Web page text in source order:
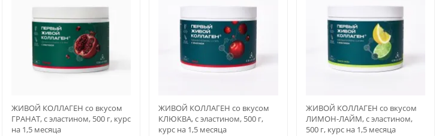
ЖИВОЙ КОЛЛАГЕН со вкусом
ГРАНАТ, с эластином, 500 г, курс
на 1,5 месяца
ЖИВОЙ КОЛЛАГЕН со вкусом
КЛЮКВА, с эластином, 500 г,
курс на 1,5 месяца
ЖИВОЙ КОЛЛАГЕН со вкусом
ЛИМОН-ЛАЙМ, с эластином,
500 г, курс на 1,5 месяца